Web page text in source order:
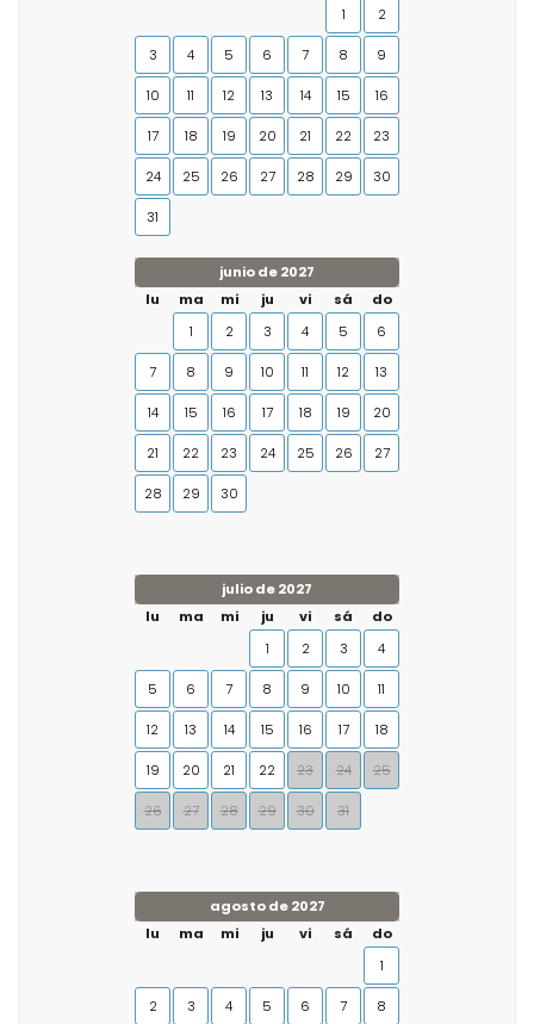
1
2
3 4 5 6 7 8 9
10 11 12 13 14 15 16
17 18 19 20 21 22 23
24 25 26 27 28 29 30
31
junio de 2027
lu
ma mi ju vi sá
do
1
2 3 4 5 6
7 8 9 10 11 12 13
14 15 16 17 18 19 20
21 22 23 24 25 26 27
28 29 30
julio de 2027
lu
ma mi ju vi sá
do
1
2 3 4
5 6 7 8 9 10 11
12 13 14 15 16 17 18
19 20 21 22 23 24 25
26 27 28 29 30 31
agosto de 2027
lu
ma mi ju vi sá
do
1
2 3 4 5 6 7 8